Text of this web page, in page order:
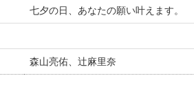
七夕の日、あなたの願い叶えます。
森山亮佑、辻麻里奈